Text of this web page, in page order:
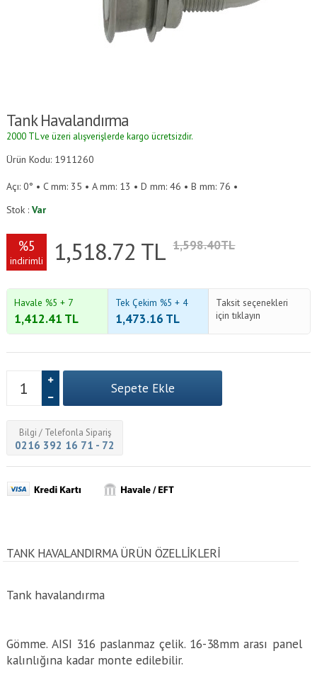
Tank Havalandırma
2000 TL ve üzeri alışverişlerde kargo ücretsizdir.
Ürün Kodu: 1911260
Açı: 0° • C mm: 35 • A mm: 13 • D mm: 46 • B mm: 76 •
Stok :Var
%5
indirimli 1,518.72 TL 1,598.40TL
Havale %5 + 7
1,412.41 TL
Tek Çekim %5 + 4
1,473.16 TL
Taksit seçenekleri
için tıklayın
Bilgi / Telefonla Sipariş
0216 392 16 71 - 72
TANK HAVALANDIRMA ÜRÜN ÖZELLİKLERİ
Tank havalandırma
Gömme. AISI 316 paslanmaz çelik. 16-38mm arası panel
kalınlığına kadar monte edilebilir.